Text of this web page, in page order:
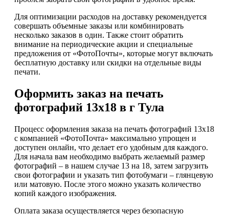
Для оптимизации расходов на доставку рекомендуется
совершать объемные заказы или комбинировать
несколько заказов в один. Также стоит обратить
внимание на периодические акции и специальные
предложения от «ФотоПочты», которые могут включать
бесплатную доставку или скидки на отдельные виды
печати.
Оформить заказ на печать
фотографий 13х18 в г Тула
Процесс оформления заказа на печать фотографий 13х18
с компанией «ФотоПочта» максимально упрощен и
доступен онлайн, что делает его удобным для каждого.
Для начала вам необходимо выбрать желаемый размер
фотографий – в нашем случае 13 на 18, затем загрузить
свои фотографии и указать тип фотобумаги – глянцевую
или матовую. После этого можно указать количество
копий каждого изображения.
Оплата заказа осуществляется через безопасную